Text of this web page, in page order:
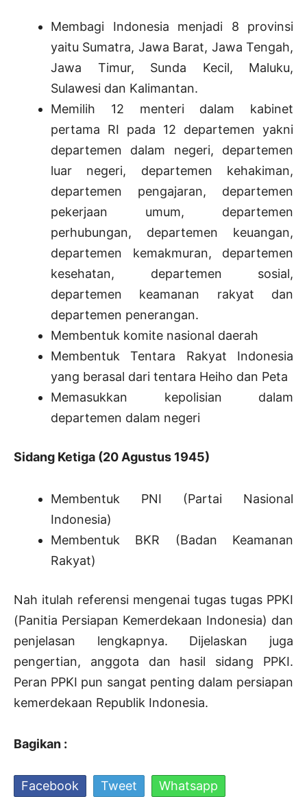
Membagi Indonesia menjadi 8 provinsi
yaitu Sumatra, Jawa Barat, Jawa Tengah,
Jawa Timur, Sunda Kecil, Maluku,
Sulawesi dan Kalimantan.
Memilih 12 menteri dalam kabinet
pertama RI pada 12 departemen yakni
departemen dalam negeri, departemen
luar negeri, departemen kehakiman,
departemen pengajaran, departemen
pekerjaan umum, departemen
perhubungan, departemen keuangan,
departemen kemakmuran, departemen
kesehatan, departemen sosial,
departemen keamanan rakyat dan
departemen penerangan.
Membentuk komite nasional daerah
Membentuk Tentara Rakyat Indonesia
yang berasal dari tentara Heiho dan Peta
Memasukkan kepolisian dalam
departemen dalam negeri
Sidang Ketiga (20 Agustus 1945)
Membentuk PNI (Partai Nasional
Indonesia)
Membentuk BKR (Badan Keamanan
Rakyat)
Nah itulah referensi mengenai tugas tugas PPKI
(Panitia Persiapan Kemerdekaan Indonesia) dan
penjelasan lengkapnya. Dijelaskan juga
pengertian, anggota dan hasil sidang PPKI.
Peran PPKI pun sangat penting dalam persiapan
kemerdekaan Republik Indonesia.
Bagikan :
Facebook Tweet Whatsapp